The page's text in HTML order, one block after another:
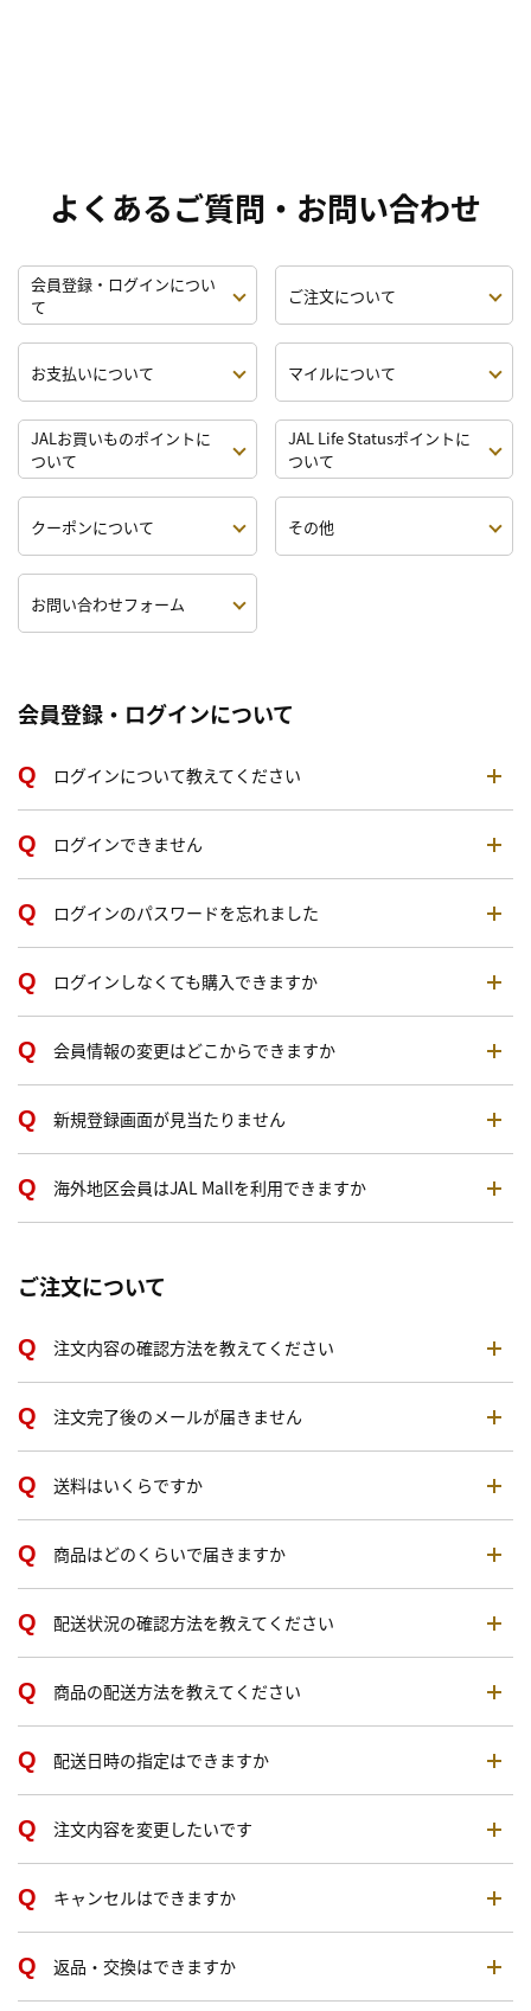
よくあるご質問・お問い合わせ
会員登録・ログインについ
て
ご注文について
お支払いについて マイルについて
JALお買いものポイントに
ついて
JAL Life Statusポイントに
ついて
クーポンについて その他
お問い合わせフォーム
会員登録・ログインについて
ログインについて教えてください
ログインできません
ログインのパスワードを忘れました
ログインしなくても購入できますか
会員情報の変更はどこからできますか
新規登録画面が見当たりません
海外地区会員はJAL Mallを利用できますか
ご注文について
注文内容の確認方法を教えてください
注文完了後のメールが届きません
送料はいくらですか
商品はどのくらいで届きますか
配送状況の確認方法を教えてください
商品の配送方法を教えてください
配送日時の指定はできますか
注文内容を変更したいです
キャンセルはできますか
返品・交換はできますか